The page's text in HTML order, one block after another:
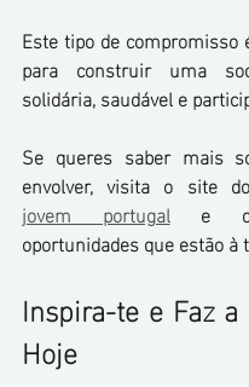
Este tipo de
para construir uma
solidária, saudável e
Se queres saber mais
envolver, visita o site do
jovem portugal e
oportunidades que estão à
Inspira-te e Faz
Hoje